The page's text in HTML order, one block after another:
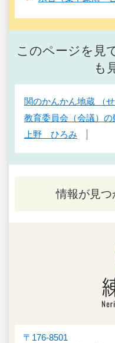
このページを見
も
関のかんかん地蔵 （
教育委員会（会議）の
上野 ひろみ
情報が見
〒176-8501